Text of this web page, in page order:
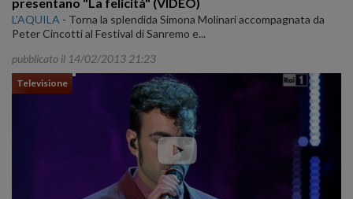
presentano "La felicità" (VIDEO)
L'AQUILA - Torna la splendida Simona Molinari accompagnata da
Peter Cincotti al Festival di Sanremo e...
pubblicato il 14/02/2013 21:23
Televisione